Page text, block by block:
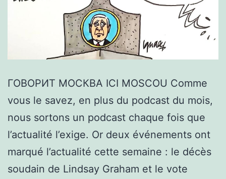
ГОВОРИТ МОСКВА ICI MOSCOU Comme
vous le savez, en plus du podcast du mois,
nous sortons un podcast chaque fois que
l’actualité l’exige. Or deux événements ont
marqué l’actualité cette semaine : le décès
soudain de Lindsay Graham et le vote